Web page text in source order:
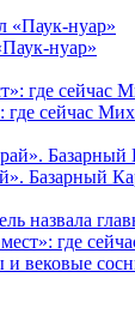
нуар»
где сейчас
Базарный
назвала
где
и вековые